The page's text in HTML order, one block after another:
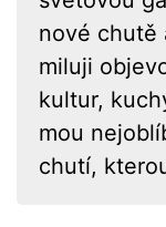
nové chutě
miluji
kultur,
mou
chutí,